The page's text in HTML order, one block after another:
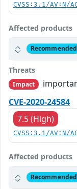
CVSS:3.1/AV:N/
Affected products
Recommended
Threats
Impact
CVE-2020-24584
7.5 (High)
CVSS:3.1/AV:N/
Affected products
Recommended